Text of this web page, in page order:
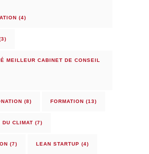
(4)
MEILLEUR CABINET DE CONSEIL
(8) FORMATION (13)
DU CLIMAT (7)
(7) LEAN STARTUP (4)